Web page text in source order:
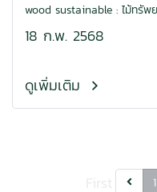
wood sustainable : ไม้ทรัพ
18 ก.พ. 2568
ดูเพิ่มเติม
1